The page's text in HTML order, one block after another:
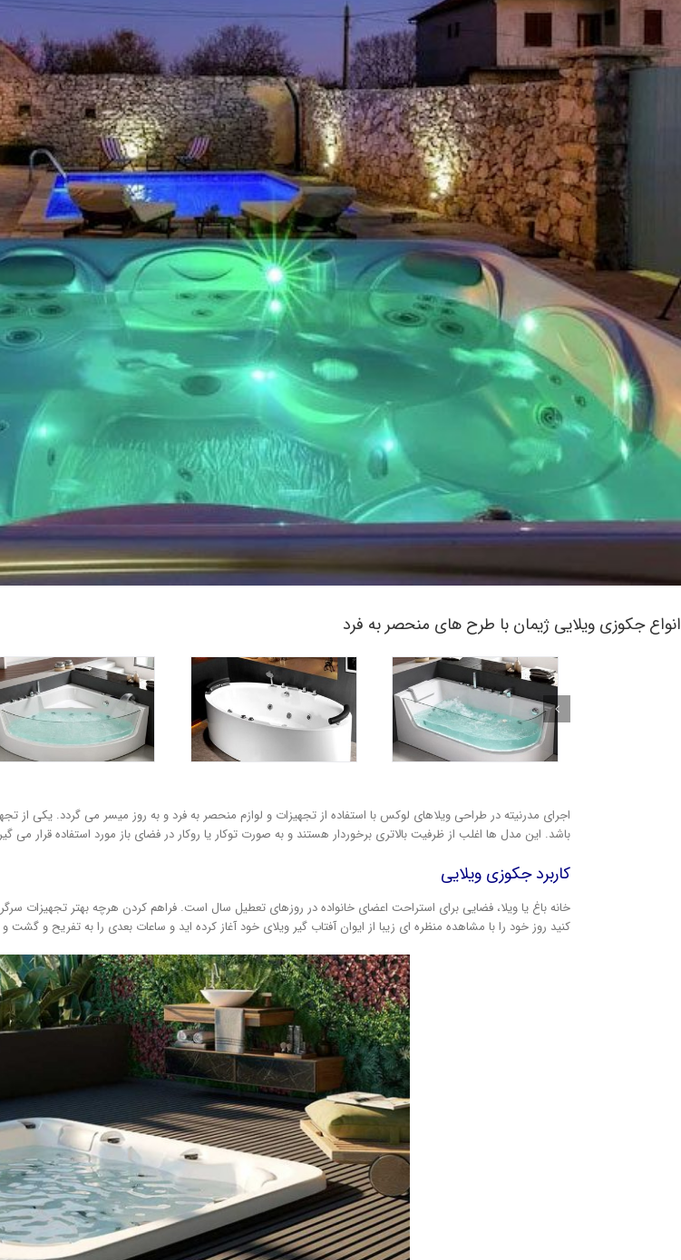
انواع جکوزی ویلایی ژیمان با طرح های منحصر به فرد
اجرای مدرنیته در طراحی ویلاهای لوکس با استفاده از تجهیزات و لوازم منحصر به فرد و به روز میسر می گردد. یکی از
باشد. این مدل ها اغلب از ظرفیت بالاتری برخوردار هستند و به صورت توکار یا روکار در فضای باز مورد استفاده قرار می
کاربرد جکوزی ویلایی
خانه باغ یا ویلا، فضایی برای استراحت اعضای خانواده در روزهای تعطیل سال است. فراهم کردن هرچه بهتر تجهیزات
کنید روز خود را با مشاهده منظره ای زیبا از ایوان آفتاب گیر ویلای خود آغاز کرده اید و ساعات بعدی را به تفریح و